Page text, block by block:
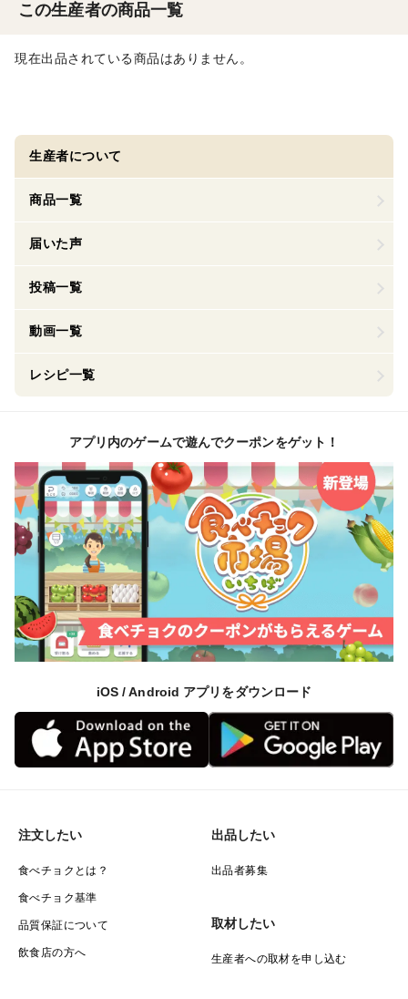
この生産者の商品一覧
現在出品されている商品はありません。
生産者について
商品一覧
届いた声
投稿一覧
動画一覧
レシピ一覧
アプリ内のゲームで遊んでクーポンをゲット！
iOS / Android アプリをダウンロード
注文したい
食べチョクとは？
食べチョク基準
品質保証について
飲食店の方へ
出品したい
出品者募集
取材したい
生産者への取材を申し込む